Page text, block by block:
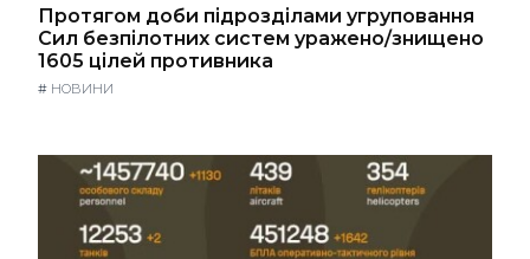
Протягом доби підрозділами угруповання
Сил безпілотних систем уражено/знищено
1605 цілей противника
# НОВИНИ